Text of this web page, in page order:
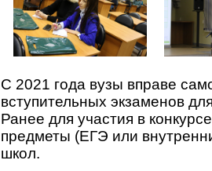
С 2021 года вузы вправе
вступительных экзаменов
Ранее для участия в
предметы (ЕГЭ или
школ.